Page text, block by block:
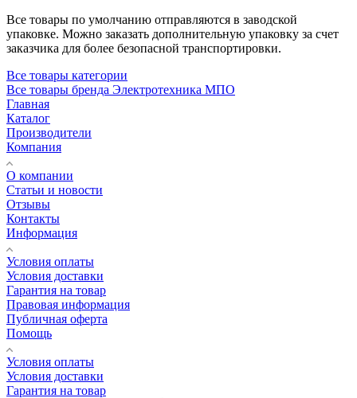
Все товары по умолчанию отправляются в заводской
упаковке. Можно заказать дополнительную упаковку за счет
заказчика для более безопасной транспортировки.
Все товары категории
Все товары бренда Электротехника МПО
Главная
Каталог
Производители
Компания
О компании
Статьи и новости
Отзывы
Контакты
Информация
Условия оплаты
Условия доставки
Гарантия на товар
Правовая информация
Публичная оферта
Помощь
Условия оплаты
Условия доставки
Гарантия на товар